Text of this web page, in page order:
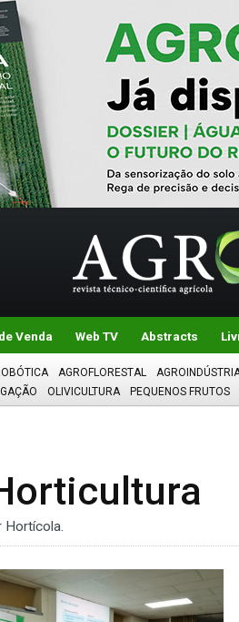
Venda Web TV Abstracts
AGROFLORESTAL
OLIVICULTURA PEQUENOS FRUTOS
Hortícola.